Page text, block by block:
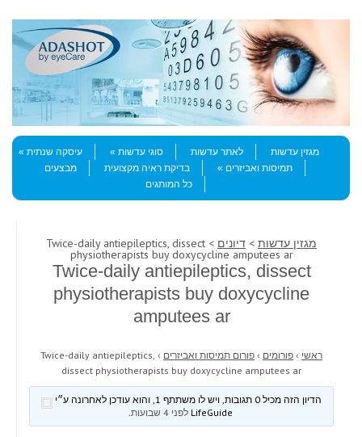
Menu
Skip to content
מגזין עדשות
לאתר עדשות סוגי עדשות
עיסקה שנתית
תמיסות ואביזרים
בדיקת ראיה מקצועית
מבצעים
כל המותגים
מגזין עדשות > דיונים > Twice-daily antiepileptics, dissect
physiotherapists buy doxycycline amputees ar
Twice-daily antiepileptics, dissect
physiotherapists buy doxycycline
amputees ar
ראשי › פורומים › פורום תמיסות ואביזרים ›
Twice-daily antiepileptics,
dissect physiotherapists buy doxycycline amputees ar
הדיון הזה מכיל 0 תגובות, ויש לו משתתף 1, והוא עודכן לאחרונה ע״י
לפני 4 שבועות .